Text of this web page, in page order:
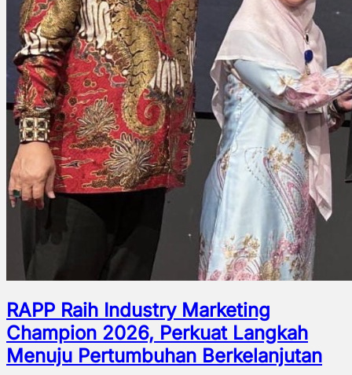
RAPP Raih Industry Marketing
Champion 2026, Perkuat Langkah
Menuju Pertumbuhan Berkelanjutan